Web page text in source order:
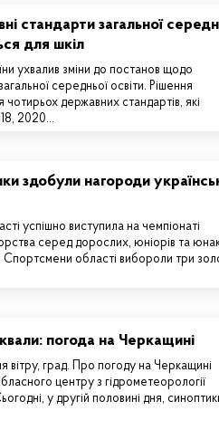
стандарти загальної
для шкіл
ухвалив зміни до постанов щодо
середньої освіти. Рішення
державних стандартів, які
2020…
здобули нагороди
успішно виступила на чемпіонаті
серед дорослих, юніорів та
області вибороли три
погода на Черкащині
вітру, град. Про погоду на Черкащині
центру з гідрометеорології
у другій половині дня,